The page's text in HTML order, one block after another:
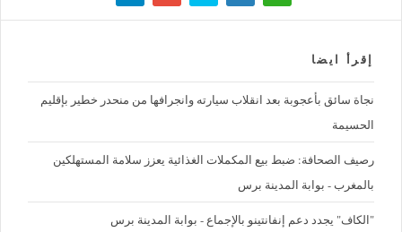
إقرأ ايضا
نجاة سائق بأعجوبة بعد انقلاب سيارته وانجرافها من منحدر خطير بإقليم
الحسيمة
رصيف الصحافة: ضبط بيع المكملات الغذائية يعزز سلامة المستهلكين
بالمغرب - بوابة المدينة برس
"الكاف" يجدد دعم إنفانتينو بالإجماع - بوابة المدينة برس